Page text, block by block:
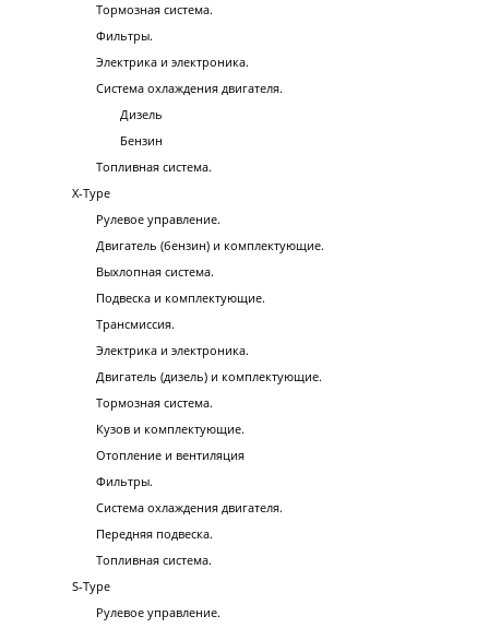
Тормозная система.
Фильтры.
Электрика и электроника.
Система охлаждения двигателя.
Дизель
Бензин
Топливная система.
X-Type
Рулевое управление.
Двигатель (бензин) и комплектующие.
Выхлопная система.
Подвеска и комплектующие.
Трансмиссия.
Электрика и электроника.
Двигатель (дизель) и комплектующие.
Тормозная система.
Кузов и комплектующие.
Отопление и вентиляция
Фильтры.
Система охлаждения двигателя.
Передняя подвеска.
Топливная система.
S-Type
Рулевое управление.